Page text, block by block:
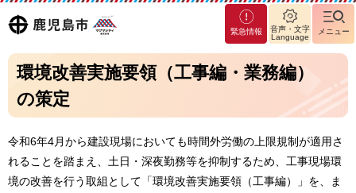
鹿児島
市
マグ
マシ
ティ
鹿児
緊急情報
音声・文字
Language
メニュー
環境改善実施要領（工事編・業務編）
の策定
令和6年4月から建設現場においても時間外労働の上限規制が適用さ
れることを踏まえ、土日・深夜勤務等を抑制するため、工事現場環
境の改善を行う取組として「環境改善実施要領（工事編）」を、ま